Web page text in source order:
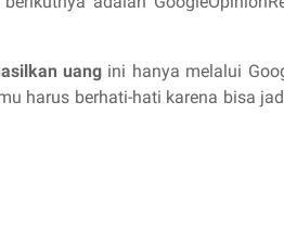
uang ini hanya melalui
harus berhati-hati karena bisa